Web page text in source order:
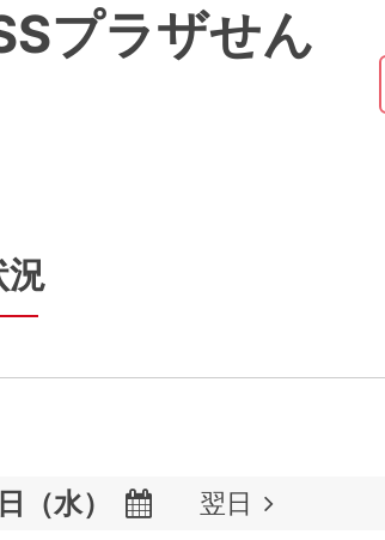
プラザせん
況
 翌日